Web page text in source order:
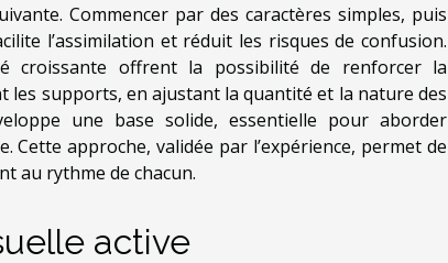
Commencer par des caractères simples, puis
l’assimilation et réduit les risques de confusion.
croissante offrent la possibilité de renforcer la
les supports, en ajustant la quantité et la nature des
une base solide, essentielle pour aborder
Cette approche, validée par l’expérience, permet de
au rythme de chacun.
active